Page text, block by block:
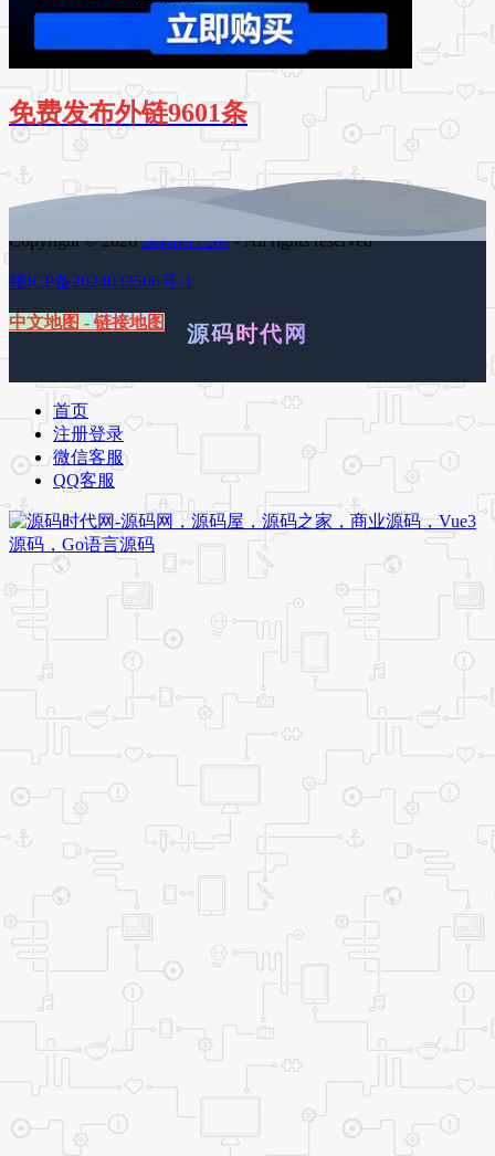
免费发布外链9601条
Copyright © 2026源码时代网- All rights reserved
赣ICP备2024033506号-1
中文地图 - 链接地图 源码时代网
首页
注册登录
微信客服
QQ客服